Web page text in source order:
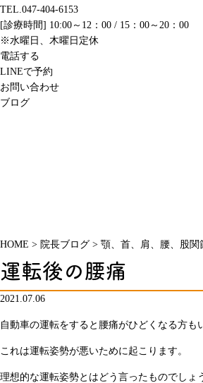
TEL.047-404-6153
[診療時間] 10:00～12：00 / 15：00～20：00
※水曜日、木曜日定休
電話する
LINEで予約
お問い合わせ
ブログ
HOME > 院長ブログ > 顎、首、肩、腰、股関
運転後の腰痛
2021.07.06
自動車の運転をすると腰痛がひどくなる方も
これは運転姿勢が悪いために起こります。
理想的な運転姿勢とはどう言ったものでしょ